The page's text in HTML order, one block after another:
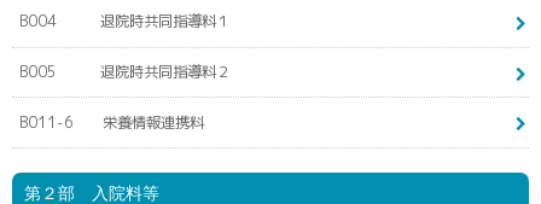
B004 退院時共同指導料１
B005 退院時共同指導料２
B011-6 栄養情報連携料
第２部 入院料等